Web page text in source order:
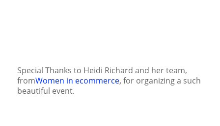
Special Thanks to Heidi Richard and her team,
fromWomen in ecommerce, for organizing a such
beautiful event.